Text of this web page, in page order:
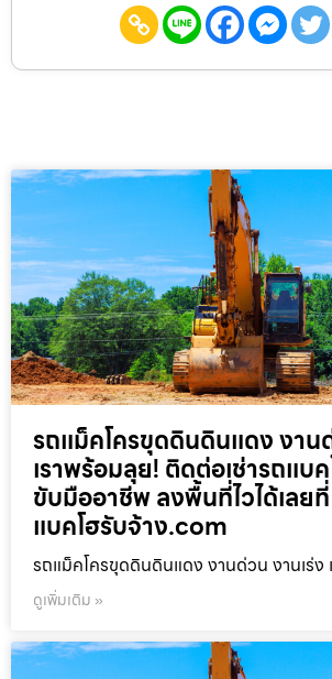
รถแม็คโครขุดดินดินแดง งาน
เราพร้อมลุย! ติดต่อเช่ารถแบ
ขับมืออาชีพ ลงพื้นที่ไวได้เลย
แบคโฮรับจ้าง.com
รถแม็คโครขุดดินดินแดง งานด่วน งานเร่ง
ดูเพิ่มเติม »